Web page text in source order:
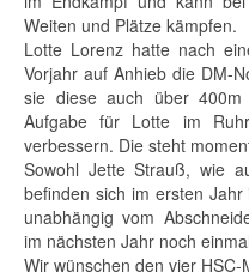
Weiten und Plätze kämpfen.
Lotte Lorenz hatte nach
Vorjahr auf Anhieb die DM-
sie diese auch über
Aufgabe für Lotte im
verbessern. Die steht
Sowohl Jette Strauß, wie
befinden sich im ersten
unabhängig vom
im nächsten Jahr noch
Wir wünschen den vier HSC-